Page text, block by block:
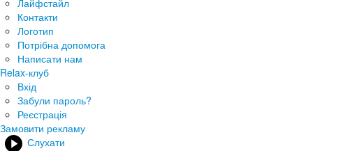
Контакти
Логотип
Потрібна допомога
Написати нам
Relax-клуб
Вхід
Забули пароль?
Реєстрація
Замовити рекламу
Слухати